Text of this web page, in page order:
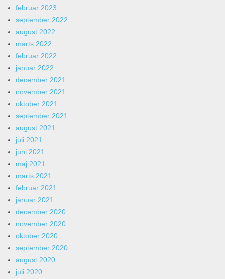
februar 2023
september 2022
august 2022
marts 2022
februar 2022
januar 2022
december 2021
november 2021
oktober 2021
september 2021
august 2021
juli 2021
juni 2021
maj 2021
marts 2021
februar 2021
januar 2021
december 2020
november 2020
oktober 2020
september 2020
august 2020
juli 2020